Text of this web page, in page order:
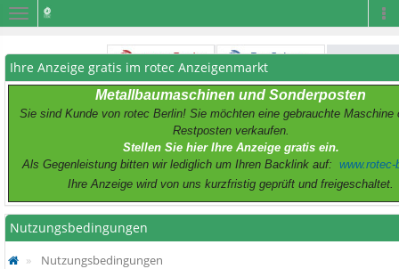
Navigation
Ihre Anzeige gratis im rotec Anzeigenmarkt
Metallbaumaschinen und Sonderposten
Sie sind Kunde von rotec Berlin! Sie möchten eine gebrauchte Maschine
Restposten verkaufen.
Stellen Sie hier Ihre Anzeige gratis ein.
Als Gegenleistung bitten wir lediglich um Ihren Backlink auf: www.rotec-
Ihre Anzeige wird von uns kurzfristig geprüft und freigeschaltet.
Nutzungsbedingungen
Nutzungsbedingungen